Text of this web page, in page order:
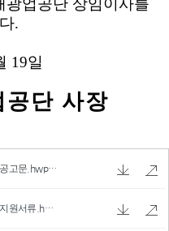
한국광해광업공단 상임이사(경영관리본부장) 공고문.hwpx78.03 KB
한국광해광업공단 상임이사(경영관리본부장) 지원서류.hwpx